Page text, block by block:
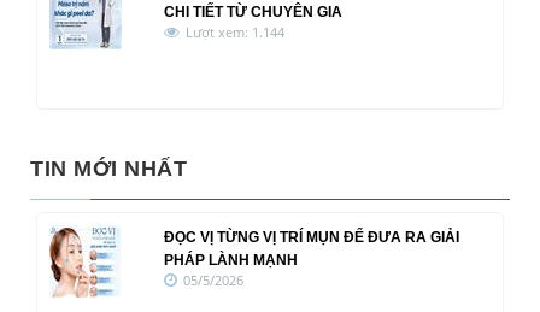
CHI TIẾT TỪ CHUYÊN GIA
Lượt xem: 1.144
TIN MỚI NHẤT
ĐỌC VỊ TỪNG VỊ TRÍ MỤN ĐỂ ĐƯA RA GIẢI
PHÁP LÀNH MẠNH
05/5/2026